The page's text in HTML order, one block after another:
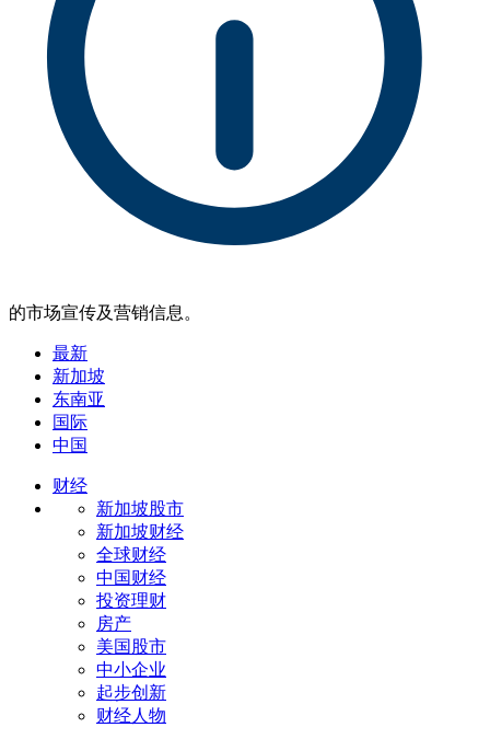
的市场宣传及营销信息。
最新
新加坡
东南亚
国际
中国
财经
新加坡股市
新加坡财经
全球财经
中国财经
投资理财
房产
美国股市
中小企业
起步创新
财经人物